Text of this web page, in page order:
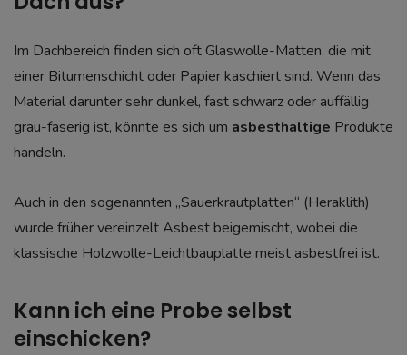
Im Dachbereich finden sich oft Glaswolle-Matten, die mit
einer Bitumenschicht oder Papier kaschiert sind. Wenn das
Material darunter sehr dunkel, fast schwarz oder auffällig
grau-faserig ist, könnte es sich um asbesthaltige Produkte
handeln.
Auch in den sogenannten „Sauerkrautplatten“ (Heraklith)
wurde früher vereinzelt Asbest beigemischt, wobei die
klassische Holzwolle-Leichtbauplatte meist asbestfrei ist.
Kann ich eine Probe selbst
einschicken?